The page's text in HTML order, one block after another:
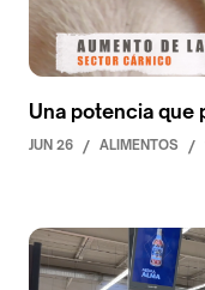
Una potencia que
JUN 26 / ALIMENTOS /